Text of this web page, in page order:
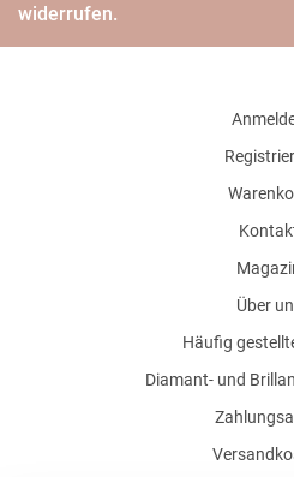
widerrufen.
Über
Häufig
Diamant- und